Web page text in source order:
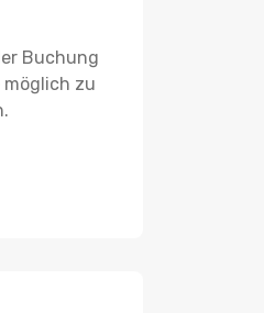
Buchung
möglich zu